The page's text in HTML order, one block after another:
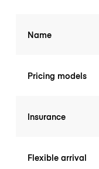
Name
Pricing models
Insurance
Flexible arrival